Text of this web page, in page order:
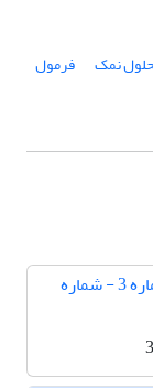
نمک فرمول
دوره 15، شماره 3 - شماره